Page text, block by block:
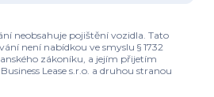
neobsahuje pojištění vozidla. Tato
není nabídkou ve smyslu § 1732
zákoníku, a jejím přijetím
Lease s.r.o. a druhou stranou